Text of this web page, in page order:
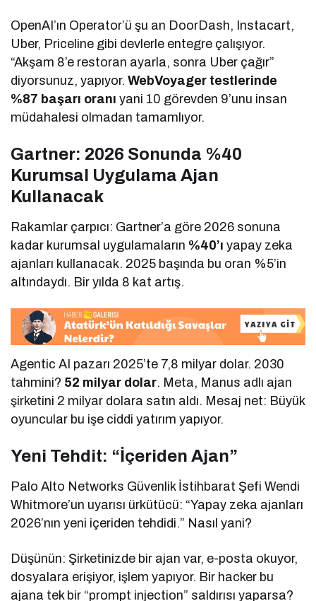
OpenAI’ın Operator’ü şu an DoorDash, Instacart,
Uber, Priceline gibi devlerle entegre çalışıyor.
“Akşam 8’e restoran ayarla, sonra Uber çağır”
diyorsunuz, yapıyor.WebVoyager testlerinde
%87 başarı oranı yani 10 görevden 9’unu insan
müdahalesi olmadan tamamlıyor.
Gartner: 2026 Sonunda %40
Kurumsal Uygulama Ajan
Kullanacak
Rakamlar çarpıcı: Gartner’a göre 2026 sonuna
kadar kurumsal uygulamaların %40’ı yapay zeka
ajanları kullanacak. 2025 başında bu oran %5’in
altındaydı. Bir yılda 8 kat artış.
Agentic AI pazarı 2025’te 7,8 milyar dolar. 2030
tahmini? 52 milyar dolar. Meta, Manus adlı ajan
şirketini 2 milyar dolara satın aldı. Mesaj net: Büyük
oyuncular bu işe ciddi yatırım yapıyor.
Yeni Tehdit: “İçeriden Ajan”
Palo Alto Networks Güvenlik İstihbarat Şefi Wendi
Whitmore’un uyarısı ürkütücü: “Yapay zeka ajanları
2026’nın yeni içeriden tehdidi.” Nasıl yani?
Düşünün: Şirketinizde bir ajan var, e-posta okuyor,
dosyalara erişiyor, işlem yapıyor. Bir hacker bu
ajana tek bir “prompt injection” saldırısı yaparsa?